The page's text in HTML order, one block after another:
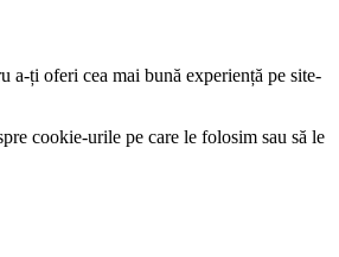
a-ți oferi cea mai bună experiență pe site-
cookie-urile pe care le folosim sau să le